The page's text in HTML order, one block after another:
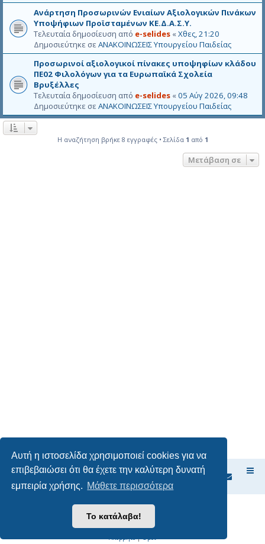
Αυτή η ιστοσελίδα χρησιμοποιεί cookies για να
επιβεβαιώσει ότι θα έχετε την καλύτερη δυνατή
εμπειρία χρήσης. Μάθετε περισσότερα
Το κατάλαβα!
Ανάρτηση Προσωρινών Ενιαίων Αξιολογικών Πινάκων
Υποψήφιων Προϊσταμένων ΚΕ.Δ.Α.Σ.Υ.
Τελευταία δημοσίευση από e-selides «Χθες, 21:20
Δημοσιεύτηκε σε ΑΝΑΚΟΙΝΩΣΕΙΣ Υπουργείου Παιδείας
Προσωρινοί αξιολογικοί πίνακες υποψηφίων κλάδου
ΠΕ02 Φιλολόγων για τα Ευρωπαϊκά Σχολεία
Βρυξέλλες
Τελευταία δημοσίευση από e-selides «05 Αύγ 2026, 09:48
Δημοσιεύτηκε σε ΑΝΑΚΟΙΝΩΣΕΙΣ Υπουργείου Παιδείας
Η αναζήτηση βρήκε 8 εγγραφές • Σελίδα 1 από 1
Μετάβαση σε
Ευρετήριο Δ. Συζήτησης
Δημιουργήθηκε απόphpBB® Forum Software © phpBB Limited
Ελληνική μετάφραση από τοphpbbgr.com
Απόρρητο|Όροι